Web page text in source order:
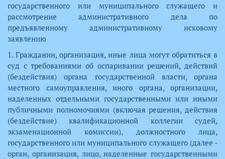
государственного или муниципального служащего и
рассмотрение административного дела по
предъявленному административному исковому
заявлению
1. Гражданин, организация, иные лица могут обратиться в
суд с требованиями об оспаривании решений, действий
(бездействия) органа государственной власти, органа
местного самоуправления, иного органа, организации,
наделенных отдельными государственными или иными
публичными полномочиями (включая решения, действия
(бездействие) квалификационной коллегии судей,
экзаменационной комиссии), должностного лица,
государственного или муниципального служащего (далее -
орган, организация, лицо, наделенные государственными